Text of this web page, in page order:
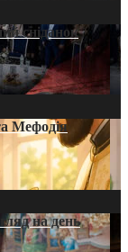
сніданок
Мефодія
на день